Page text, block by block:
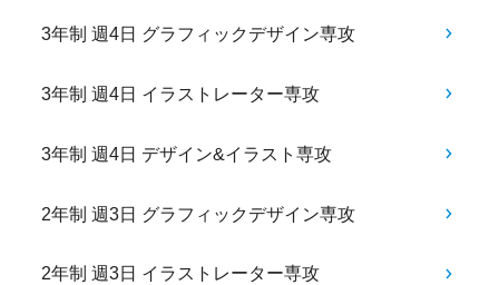
3年制 週4日 グラフィックデザイン専攻
3年制 週4日 イラストレーター専攻
3年制 週4日 デザイン&イラスト専攻
2年制 週3日 グラフィックデザイン専攻
2年制 週3日 イラストレーター専攻